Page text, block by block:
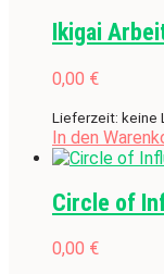
Ikigai
0,00 €
Lieferzeit: keine
In den
Circle of
0,00 €